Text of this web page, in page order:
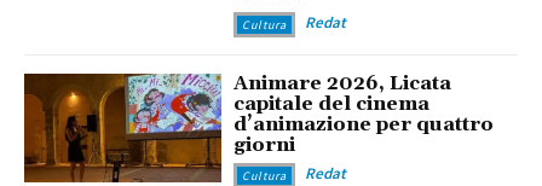
Cultura Redat
Animare 2026, Licata
capitale del cinema
d’animazione per quattro
giorni
Cultura Redat